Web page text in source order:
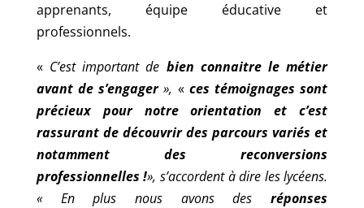
apprenants, équipe éducative et
professionnels.
« C’est important de bien connaitre le métier
avant de s’engager», « ces témoignages sont
précieux pour notre orientation et c’est
rassurant de découvrir des parcours variés et
notamment des reconversions
professionnelles !», s’accordent à dire les lycéens.
« En plus nous avons desréponses